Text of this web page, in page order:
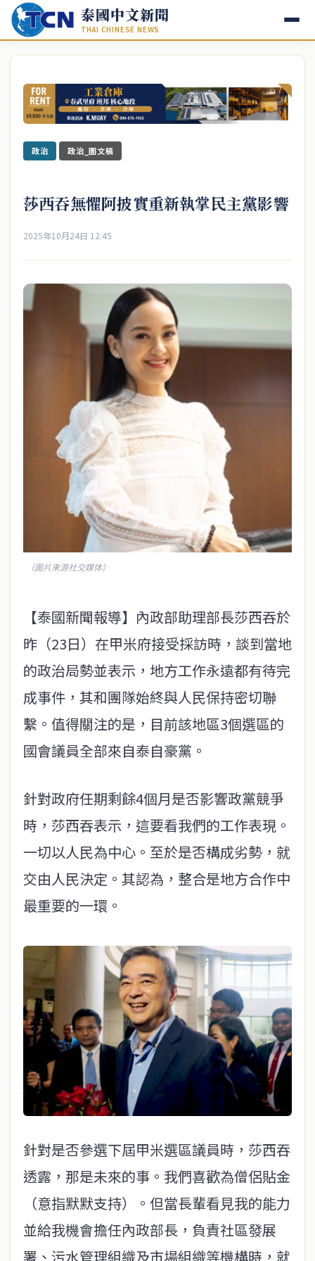
泰國中文新聞
THAI CHINESE NEWS
政治 政治_圖文稿
莎西吞無懼阿披實重新執掌民主黨影響
2025年10月24日 12:45
（圖片來源社交媒体）
【泰國新聞報導】內政部助理部長莎西吞於
昨（23日）在甲米府接受採訪時，談到當地
的政治局勢並表示，地方工作永遠都有待完
成事件，其和團隊始終與人民保持密切聯
繫。值得關注的是，目前該地區3個選區的
國會議員全部來自泰自豪黨。
針對政府任期剩餘4個月是否影響政黨競爭
時，莎西吞表示，這要看我們的工作表現。
一切以人民為中心。至於是否構成劣勢，就
交由人民決定。其認為，整合是地方合作中
最重要的一環。
針對是否參選下屆甲米選區議員時，莎西吞
透露，那是未來的事。我們喜歡為僧侶貼金
（意指默默支持）。但當長輩看見我的能力
並給我機會擔任內政部長，負責社區發展
署、污水管理組織及市場組織等機構時，就